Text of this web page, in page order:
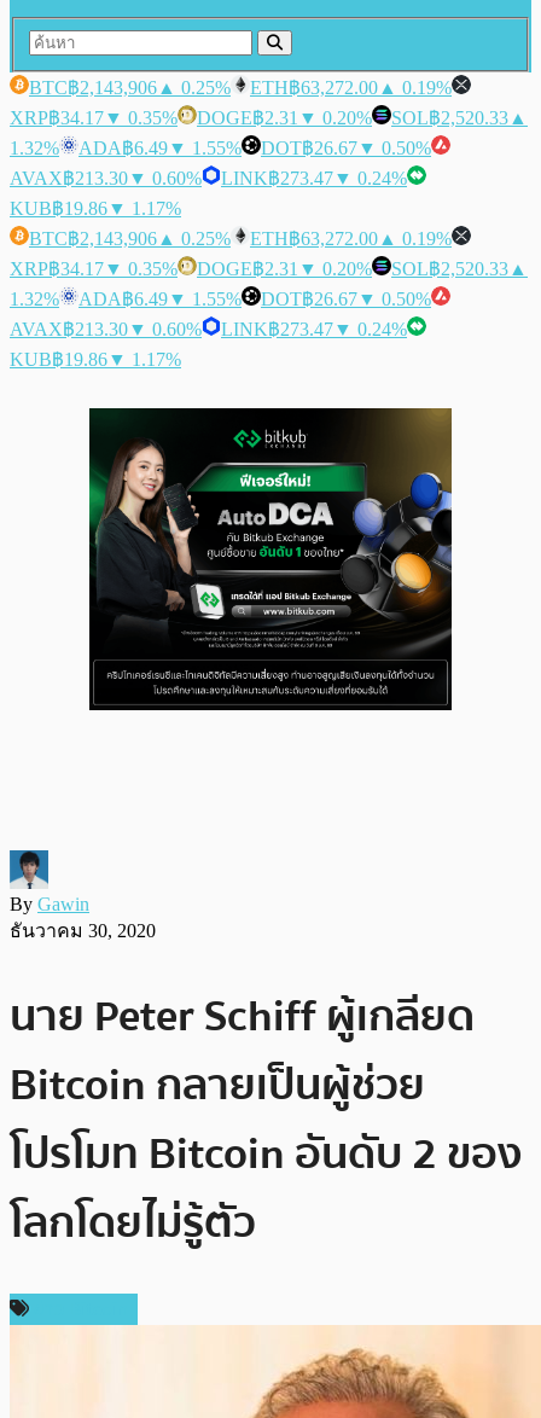
BTC฿2,143,906 ▲ 0.25% ETH฿63,272.00 ▲ 0.19%
XRP฿34.17▼ 0.35% DOGE฿2.31 ▼ 0.20% SOL฿2,520.33 ▲
1.32%
ADA฿6.49▼ 1.55% DOT฿26.67▼ 0.50%
AVAX฿213.30▼ 0.60% LINK฿273.47▼ 0.24%
KUB฿19.86▼ 1.17%
BTC฿2,143,906 ▲ 0.25% ETH฿63,272.00 ▲ 0.19%
XRP฿34.17▼ 0.35% DOGE฿2.31 ▼ 0.20% SOL฿2,520.33 ▲
1.32%
ADA฿6.49▼ 1.55% DOT฿26.67▼ 0.50%
AVAX฿213.30▼ 0.60% LINK฿273.47▼ 0.24%
KUB฿19.86▼ 1.17%
By Gawin
ธันวาคม 30, 2020
นาย Peter Schiff ผู้เกลียด
Bitcoin กลายเป็นผู้ช่วย
โปรโมท Bitcoin อันดับ 2 ของ
โลกโดยไม่รู้ตัว